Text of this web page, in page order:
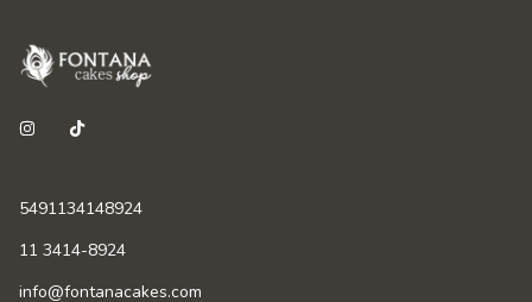
5491134148924
11 3414-8924
info@fontanacakes.com